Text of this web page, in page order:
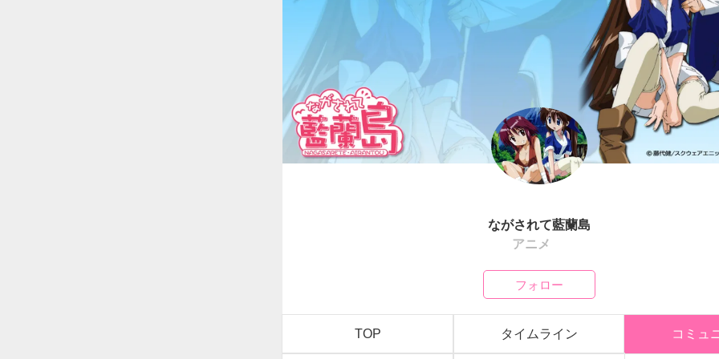
ながされて藍蘭島
アニメ
フォロー
TOP タイムライン コミュ